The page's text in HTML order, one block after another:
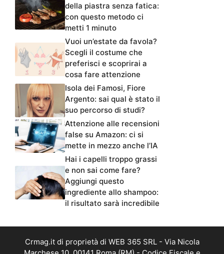
della piastra senza fatica:
con questo metodo ci
metti 1 minuto
Vuoi un’estate da favola?
Scegli il costume che
preferisci e scoprirai a
cosa fare attenzione
Isola dei Famosi, Fiore
Argento: sai qual è stato il
suo percorso di studi?
Attenzione alle recensioni
false su Amazon: ci si
mette in mezzo anche l’IA
Hai i capelli troppo grassi
e non sai come fare?
Aggiungi questo
ingrediente allo shampoo:
il risultato sarà incredibile
Crmag.it di proprietà di WEB 365 SRL - Via Nicola